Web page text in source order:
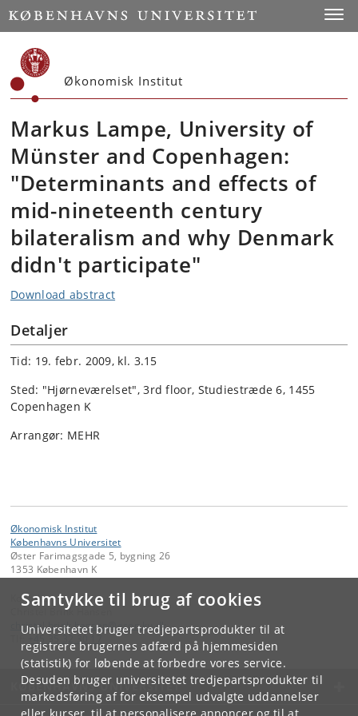
Samtykke til brug af cookies
Universitetet bruger tredjepartsprodukter til at
registrere brugernes adfærd på hjemmesiden
(statistik) for løbende at forbedre vores service.
Desuden bruger universitetet tredjepartsprodukter til
markedsføring af for eksempel udvalgte uddannelser
Start
Økonomisk Institut
Markus Lampe, University of
Münster and Copenhagen:
"Determinants and effects of
mid-nineteenth century
bilateralism and why Denmark
didn't participate"
Download abstract
Detaljer
Tid: 19. febr. 2009, kl. 3.15
Sted: "Hjørneværelset", 3rd floor, Studiestræde 6, 1455
Copenhagen K
Arrangør: MEHR
Økonomisk Institut
Københavns Universitet
Øster Farimagsgade 5, bygning 26
1353 København K
Kontakt:
Christel Brink Hansen
christel.brink.hansen@econ.ku .dk
KØBENHAVNS UNIVERSITET